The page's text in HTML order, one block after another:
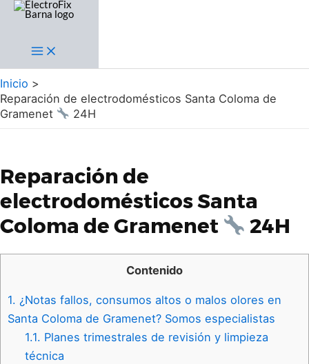
Main
Menu
Inicio
Reparación de electrodomésticos Santa Coloma de
Gramenet
24H
Reparación de
electrodomésticos Santa
Coloma de Gramenet
24H
Contenido
1. ¿Notas fallos, consumos altos o malos olores en
Santa Coloma de Gramenet? Somos especialistas
1.1. Planes trimestrales de revisión y limpieza
técnica